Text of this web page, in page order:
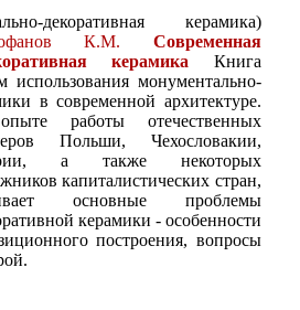
декоративная керамика)
К.М. Современная
керамика Книга
использования монументально-
в современной архитектуре.
работы отечественных
Польши, Чехословакии,
а также некоторых
капиталистических стран,
основные проблемы
керамики - особенности
построения, вопросы